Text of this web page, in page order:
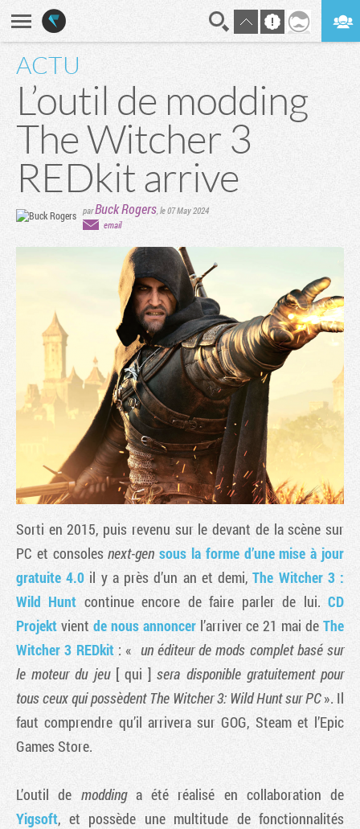
ACTU
L’outil de modding
The Witcher 3
REDkit arrive
parBuck Rogers,le 07 May 2024
email
Sorti en 2015, puis revenu sur le devant de la scène sur
PC et consolesnext-gen sous la forme d’une mise à jour
gratuite 4.0 il y a près d’un an et demi,The Witcher 3 :
Wild Hunt continue encore de faire parler de lui.CD
Projekt vient de nous annoncerl’arriver ce 21 mai deThe
Witcher 3 REDkit: « un éditeur de mods complet basé sur
le moteur du jeu[ qui ] sera disponible gratuitement pour
tous ceux qui possèdent The Witcher 3: Wild Hunt sur PC». Il
faut comprendre qu’il arrivera sur GOG, Steam et l’Epic
Games Store.
L’outil de moddinga été réalisé en collaboration de
Yigsoft, et possède une multitude de fonctionnalités
Tribune